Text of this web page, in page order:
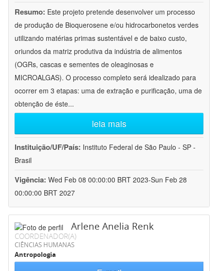
Resumo: Este projeto pretende desenvolver um processo
de produção de Bioquerosene e/ou hidrocarbonetos verdes
utilizando matérias primas sustentável e de baixo custo,
oriundos da matriz produtiva da indústria de alimentos
(OGRs, cascas e sementes de oleaginosas e
MICROALGAS). O processo completo será idealizado para
ocorrer em 3 etapas: uma de extração e purificação, uma de
obtenção de éste...
leia mais
Instituição/UF/País: Instituto Federal de São Paulo - SP -
Brasil
Vigência: Wed Feb 08 00:00:00 BRT 2023-Sun Feb 28
00:00:00 BRT 2027
Arlene Anelia Renk
COORDENADOR(A)
CIÊNCIAS HUMANAS
Antropologia